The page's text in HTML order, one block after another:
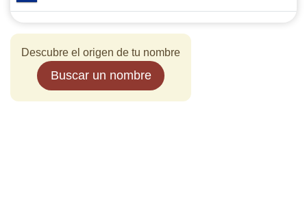
Descubre el origen de tu nombre
Buscar un nombre